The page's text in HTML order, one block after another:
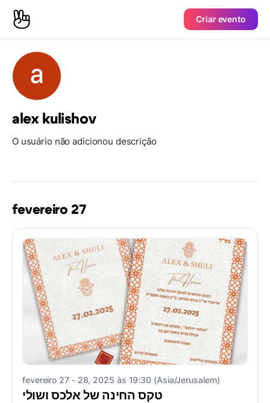
Criar evento
alex kulishov
O usuário não adicionou descrição
fevereiro 27
fevereiro 27 - 28, 2025 às 19:30 (Asia/Jerusalem)
טקס החינה של אלכס ושולי